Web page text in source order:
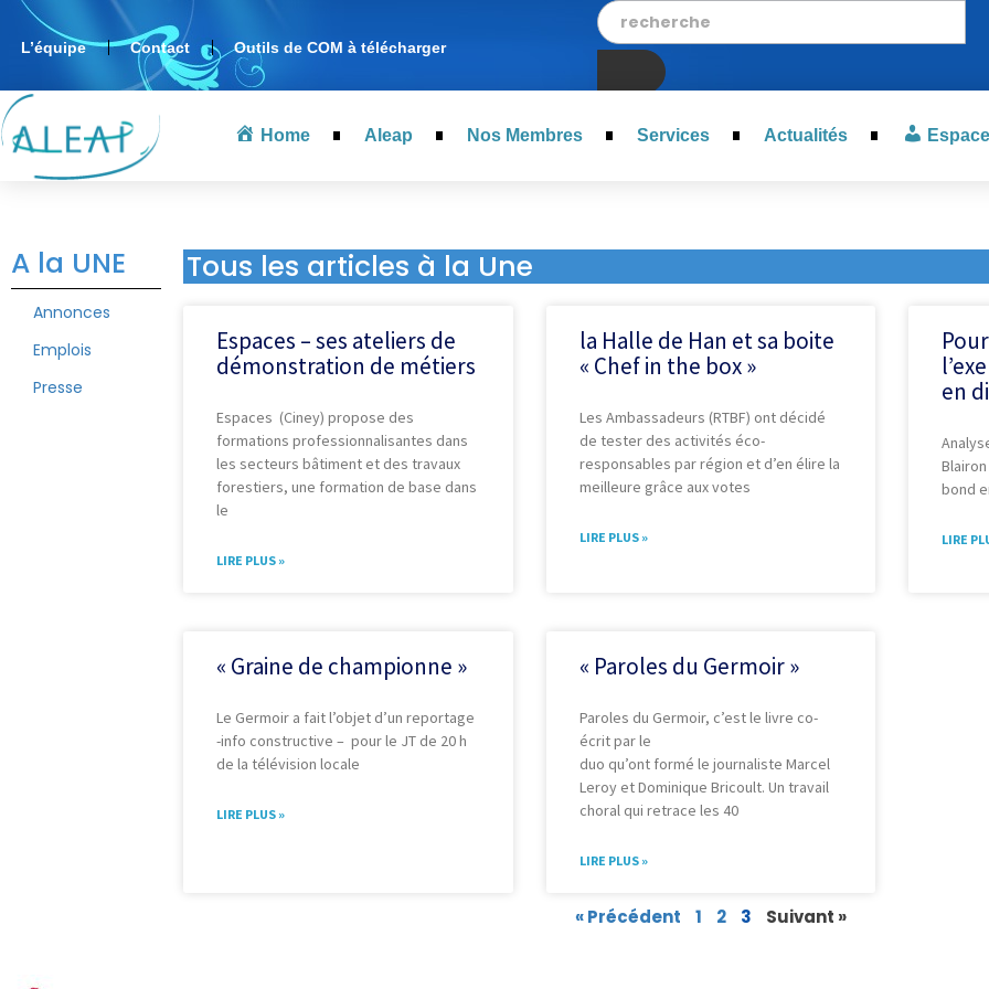
L’équipe Contact Outils de COM à télécharger
Home Aleap Nos Membres Services Actualités
A la UNE
Annonces
Emplois
Presse
Tous les articles à la Une
Espaces – ses ateliers de
démonstration de métiers
Espaces (Ciney) propose des
formations professionnalisantes dans
les secteurs bâtiment et des travaux
forestiers, une formation de base dans
le
LIRE PLUS »
la Halle de Han et sa boite
« Chef in the box »
Les Ambassadeurs (RTBF) ont décidé
de tester des activités éco-
responsables par région et d’en élire la
meilleure grâce aux votes
LIRE PLUS »
en
bond
LIRE
« Graine de championne »
Le Germoir a fait l’objet d’un reportage
-info constructive – pour le JT de 20 h
de la télévision locale
LIRE PLUS »
« Paroles du Germoir »
Paroles du Germoir, c’est le livre co-
écrit par le
duo qu’ont formé le journaliste Marcel
Leroy et Dominique Bricoult. Un travail
choral qui retrace les 40
LIRE PLUS »
« Précédent 1 2 3 Suivant »